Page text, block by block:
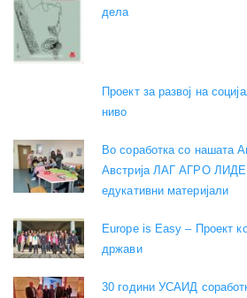
дела
Проект за развој на
ниво
Во соработка со нашата
Австрија ЛАГ АГРО
едукативни материјали
Europe is Easy – Проект
држави
30 години УСАИД